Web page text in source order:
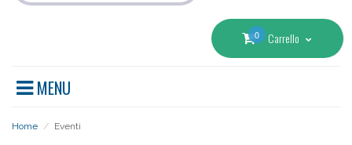
0 Carrello
MENU
Home / Eventi